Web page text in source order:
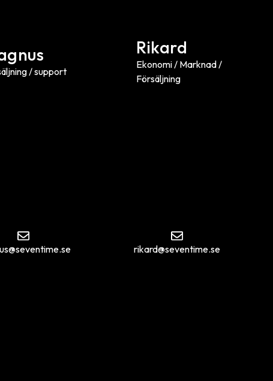
/ support
Rikard
Ekonomi / Marknad /
Försäljning
rikard@seventime.se